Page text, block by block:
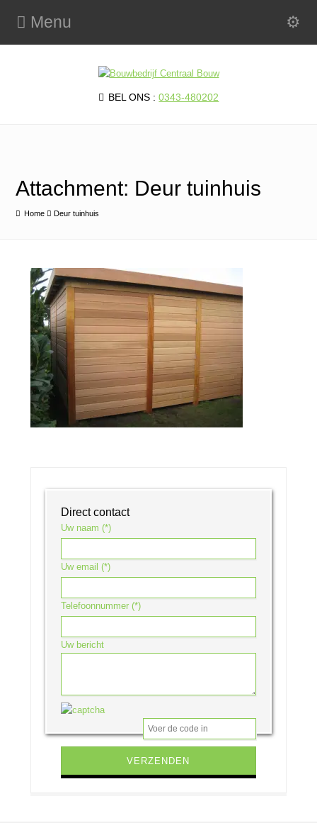
Menu
BEL ONS :0343-480202
Attachment: Deur tuinhuis
Home Deur tuinhuis
Direct contact
Uw naam (*)
Uw email (*)
Telefoonnummer (*)
Uw bericht
Gelieve dit veld leeg te laten.